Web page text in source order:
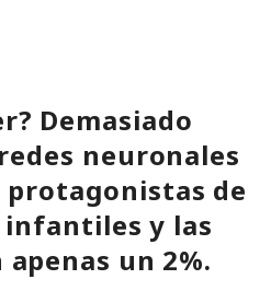
Demasiado
neuronales
de
y las
un 2%.